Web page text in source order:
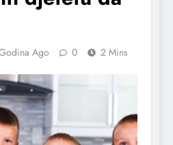
Ago 0 2 Mins